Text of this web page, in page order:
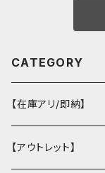
CATEGORY
【在庫アリ/即納】
【アウトレット】